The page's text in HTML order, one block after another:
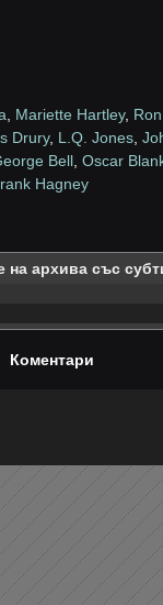
Mariette Hartley,
Drury, L.Q. Jones ,
Bell ,Oscar
Hagney
архива със
Коментари